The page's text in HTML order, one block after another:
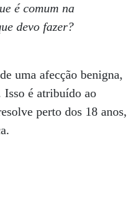
é comum na
devo fazer?
uma afecção benigna,
Isso é atribuído ao
perto dos 18 anos,